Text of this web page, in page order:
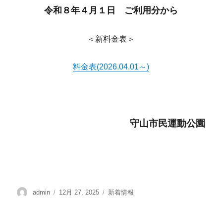
令和８年４月１日 ご利用分から
＜新料金表＞
料金表(2026.04.01～)
守山市民運動公園
admin 12月 27, 2025 新着情報